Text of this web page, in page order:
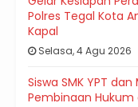
Polres Tegal Kota
Kapal
Selasa, 4 Agu 2026
Siswa SMK YPT
Pembinaan Hukum